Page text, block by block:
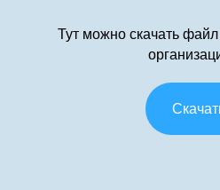
Тут можно скачать